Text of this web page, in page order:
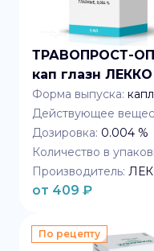
ТРАВОПРОСТ-
кап глазн ЛЕККО
Форма выпуска:
Действующее
Дозировка: 0.004 %
Количество в
Производитель:
от 409 ₽
По рецепту